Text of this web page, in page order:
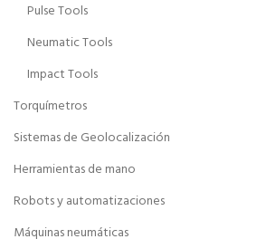
Pulse Tools
Neumatic Tools
Impact Tools
Torquímetros
Sistemas de Geolocalización
Herramientas de mano
Robots y automatizaciones
Máquinas neumáticas